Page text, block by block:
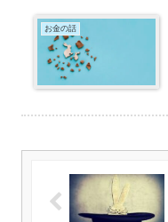
お金の話